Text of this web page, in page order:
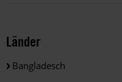
Länder
Bangladesch